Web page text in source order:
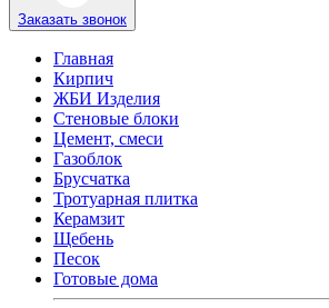
Заказать звонок
Главная
Кирпич
ЖБИ Изделия
Стеновые блоки
Цемент, смеси
Газоблок
Брусчатка
Тротуарная плитка
Керамзит
Щебень
Песок
Готовые дома